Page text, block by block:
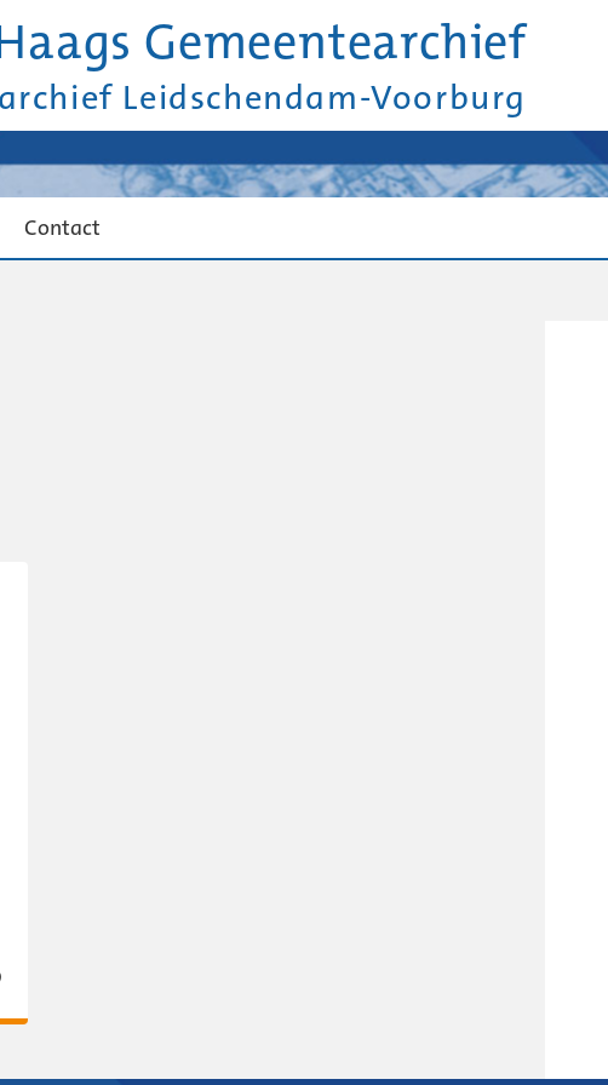
Gemeentearchief
archief Leidschendam-Voorburg
Contact